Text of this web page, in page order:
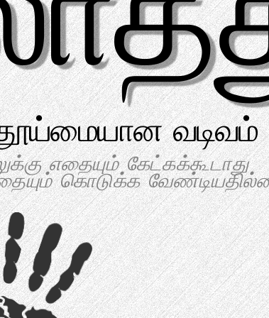
வடிவம்
எதையும் கேட்கக்கூடாது
கொடுக்க